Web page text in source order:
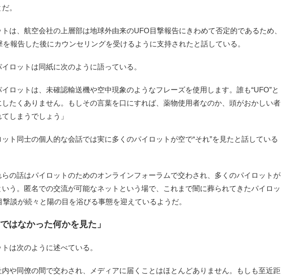
。
は、航空会社の上層部は地球外由来のUFO目撃報告にきわめて否定的であるため、
を報告した後にカウンセリングを受けるように支持されたと話している。
ロットは同紙に次のように語っている。
イロットは、未確認輸送機や空中現象のようなフレーズを使用します。誰も“UFO”と
たくありません。もしその言葉を口にすれば、薬物使用者なのか、頭がおかしい者
しまうでしょう」
ト同士の個人的な会話では実に多くのパイロットが空で“それ”を見たと話している
の話はパイロットのためのオンラインフォーラムで交わされ、多くのパイロットが
う。匿名での交流が可能なネットという場で、これまで闇に葬られてきたパイロッ
撃談が続々と陽の目を浴びる事態を迎えているようだ。
はなかった何かを見た」
は次のように述べている。
内や同僚の間で交わされ、メディアに届くことはほとんどありません。もしも至近距